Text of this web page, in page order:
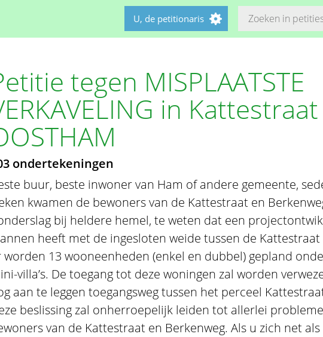
U, de petitionaris
tegen MISPLAATSTE
in Kattestraat
ondertekeningen
buur, beste inwoner van Ham of andere gemeente,
kwamen de bewoners van de Kattestraat en
bij heldere hemel, te weten dat een
heeft met de ingesloten weide tussen de Kattestraat
worden 13 wooneenheden (enkel en dubbel) gepland
villa’s. De toegang tot deze woningen zal worden
aan te leggen toegangsweg tussen het perceel
beslissing zal onherroepelijk leiden tot allerlei
van de Kattestraat en Berkenweg. Als u zich net